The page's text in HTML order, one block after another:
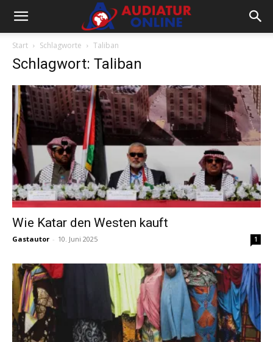
Start Schlagworte Taliban
Schlagwort: Taliban
Wie Katar den Westen kauft
Gastautor - 10. Juni 2025 1